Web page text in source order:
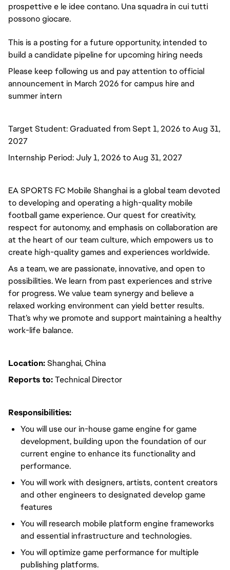
prospettive e le idee contano. Una squadra in cui tutti
possono giocare.
This is a posting for a future opportunity, intended to
build a candidate pipeline for upcoming hiring needs
Please keep following us and pay attention to official
announcement in March 2026 for campus hire and
summer intern
Target Student: Graduated from Sept 1, 2026 to Aug 31,
2027
Internship Period: July 1, 2026 to Aug 31, 2027
EA SPORTS FC Mobile Shanghai is a global team devoted
to developing and operating a high-quality mobile
football game experience. Our quest for creativity,
respect for autonomy, and emphasis on collaboration are
at the heart of our team culture, which empowers us to
create high-quality games and experiences worldwide.
As a team, we are passionate, innovative, and open to
possibilities. We learn from past experiences and strive
for progress. We value team synergy and believe a
relaxed working environment can yield better results.
That’s why we promote and support maintaining a healthy
work-life balance.
Location:Shanghai, China
Reports to:Technical Director
Responsibilities:
You will use our in-house game engine for game
development, building upon the foundation of our
current engine to enhance its functionality and
performance.
You will work with designers, artists, content creators
and other engineers to designated develop game
features
You will research mobile platform engine frameworks
and essential infrastructure and technologies.
You will optimize game performance for multiple
publishing platforms.